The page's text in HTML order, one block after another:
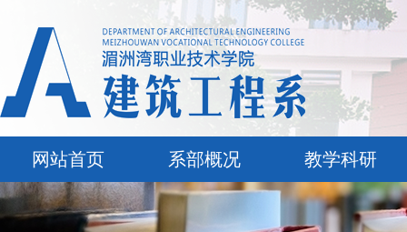
网站首页 系部概况 教学科研